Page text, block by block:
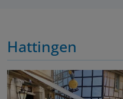
Hattingen